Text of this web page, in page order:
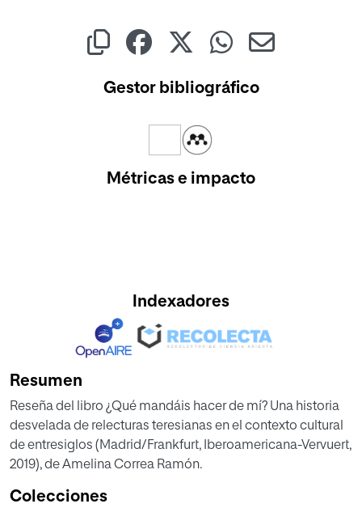
Gestor bibliográfico
Métricas e impacto
Indexadores
Resumen
Reseña del libro ¿Qué mandáis hacer de mí? Una historia
desvelada de relecturas teresianas en el contexto cultural
de entresiglos (Madrid/Frankfurt, Iberoamericana-Vervuert,
2019), de Amelina Correa Ramón.
Colecciones